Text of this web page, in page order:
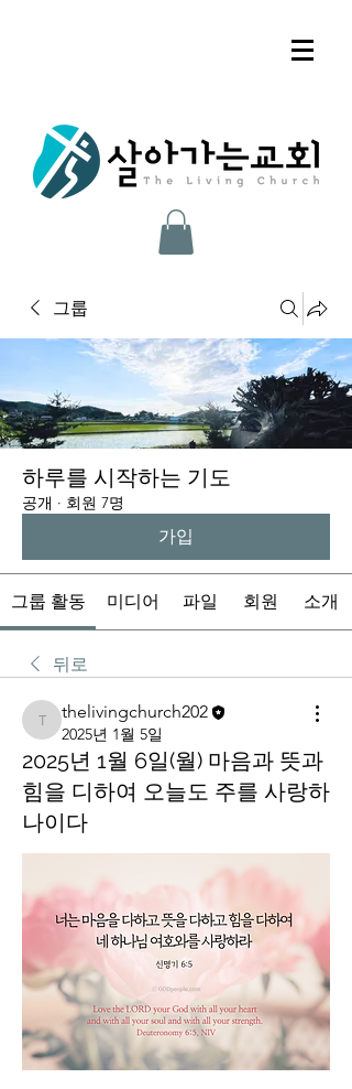
그룹
하루를 시작하는 기도
공개 · 회원 7명
가입
그룹 활동 미디어 파일 회원 소개
뒤로
thelivingchurch202
thelivingchurch202
2025년 1월 5일
2025년 1월 6일(월) 마음과 뜻과
힘을 디하여 오늘도 주를 사랑하
나이다